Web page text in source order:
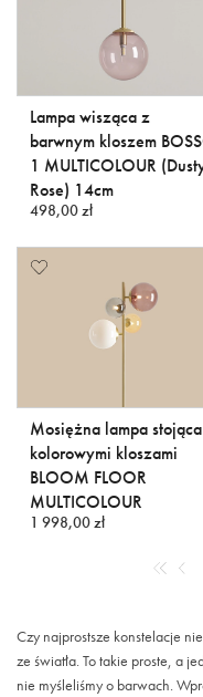
Lampa wisząca z
barwnym kloszem
1 MULTICOLOUR
Rose) 14cm
498,00 zł
Mosiężna lampa
kolorowymi kloszami
BLOOM FLOOR
MULTICOLOUR
1 998,00 zł
Czy najprostsze konstelacje
ze światła. To takie proste, a
nie myśleliśmy o barwach.